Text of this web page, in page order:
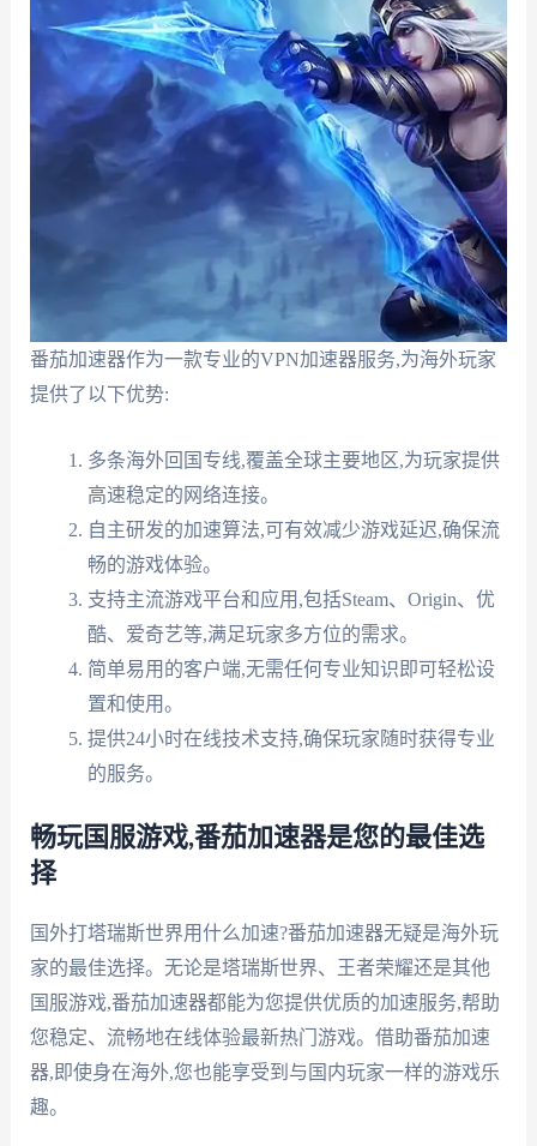
番茄加速器作为一款专业的VPN加速器服务,为海外玩家
提供了以下优势:
多条海外回国专线,覆盖全球主要地区,为玩家提供
高速稳定的网络连接。
自主研发的加速算法,可有效减少游戏延迟,确保流
畅的游戏体验。
支持主流游戏平台和应用,包括Steam、Origin、优
酷、爱奇艺等,满足玩家多方位的需求。
简单易用的客户端,无需任何专业知识即可轻松设
置和使用。
提供24小时在线技术支持,确保玩家随时获得专业
的服务。
畅玩国服游戏,番茄加速器是您的最佳选
择
国外打塔瑞斯世界用什么加速?番茄加速器无疑是海外玩
家的最佳选择。无论是塔瑞斯世界、王者荣耀还是其他
国服游戏,番茄加速器都能为您提供优质的加速服务,帮助
您稳定、流畅地在线体验最新热门游戏。借助番茄加速
器,即使身在海外,您也能享受到与国内玩家一样的游戏乐
趣。